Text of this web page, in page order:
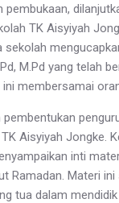
pembukaan,
TK Aisyiyah
sekolah
M.Pd yang telah
membersamai
pembentukan
Aisyiyah Jongke.
inti
Ramadan. Materi ini
tua dalam